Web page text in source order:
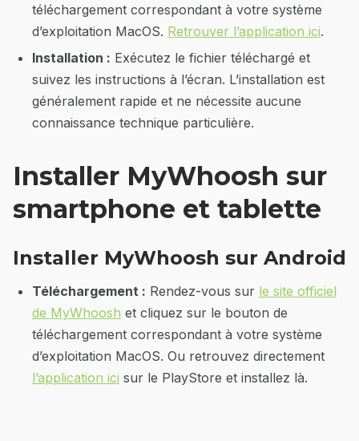
téléchargement correspondant à votre système
d’exploitation MacOS. Retrouver l’application ici.
Installation : Exécutez le fichier téléchargé et
suivez les instructions à l’écran. L’installation est
généralement rapide et ne nécessite aucune
connaissance technique particulière.
Installer MyWhoosh sur
smartphone et tablette
Installer MyWhoosh sur Android
Téléchargement : Rendez-vous sur le site officiel
de MyWhoosh et cliquez sur le bouton de
téléchargement correspondant à votre système
d’exploitation MacOS. Ou retrouvez directement
l’application ici sur le PlayStore et installez là.